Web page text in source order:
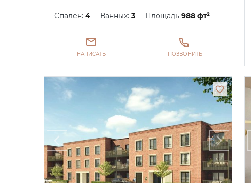
Спален: 4 Ванных: 3 Площадь 988 фт²
НАПИСАТЬ ПОЗВОНИТЬ